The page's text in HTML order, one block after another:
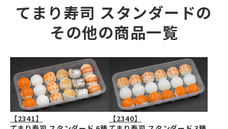
てまり寿司 スタンダードの
その他の商品一覧
【2341】
【2340】